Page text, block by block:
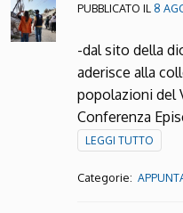
PUBBLICATO IL 8
-dal sito della
aderisce alla
popolazioni del
Conferenza
LEGGI TUTTO
Categorie: